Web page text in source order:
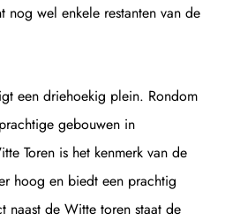
nog wel enkele restanten van de
een driehoekig plein. Rondom
gebouwen in
Toren is het kenmerk van de
hoog en biedt een prachtig
naast de Witte toren staat de